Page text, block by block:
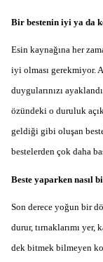
Bir bestenin iyi ya da
Esin kaynağına her
iyi olması gerekmiyor.
duygularınızı
özündeki o duruluk
geldiği gibi oluşan
bestelerden çok daha
Beste yaparken nasıl
Son derece yoğun bir
durur, tırnaklarımı yer,
dek bitmek bilmeyen